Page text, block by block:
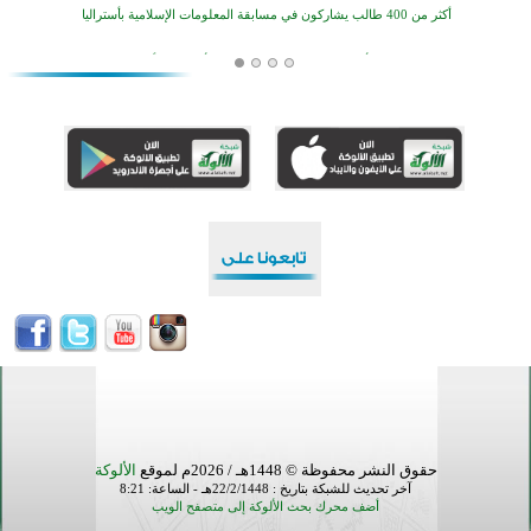
أكبر مشروع إسلامي في ريف أستراليا يفتتح أبوابه بعد سنوات من العمل والعطاء
القرآن والتربية في صدارة البرامج الصيفية للمسلمين في بينزا وساراتوف وموردوفيا هذا العام
تيسليتش تختتم برنامجا تعليميا لتعزيز القيم وبناء الشخصية للشباب المسلمين
اختتام منافسات قرآنية متميزة في بنغلاديش بمشاركة 3000 متسابق
حقوق النشر محفوظة © 1448هـ / 2026م لموقع الألوكة
آخر تحديث للشبكة بتاريخ : 22/2/1448هـ - الساعة: 8:21
أضف محرك بحث الألوكة إلى متصفح الويب